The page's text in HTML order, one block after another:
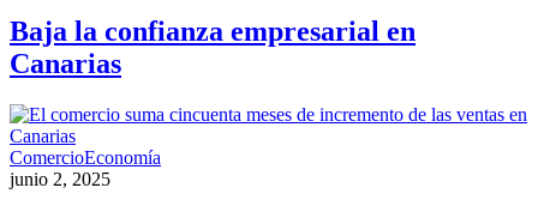
Baja la confianza empresarial en
Canarias
ComercioEconomía
junio 2, 2025